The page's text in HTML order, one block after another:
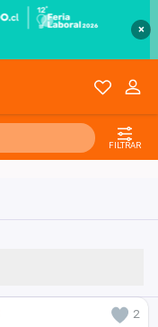
×
FILTRAR
2